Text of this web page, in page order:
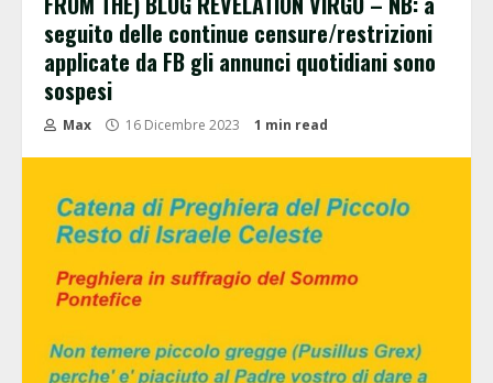
seguito delle continue censure/restrizioni
applicate da FB gli annunci quotidiani sono
sospesi
Max 16 Dicembre 2023 1 min read